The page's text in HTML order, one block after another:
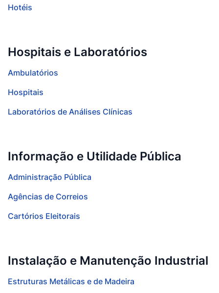
Hotéis
Hospitais e Laboratórios
Ambulatórios
Hospitais
Laboratórios de Análises Clínicas
Informação e Utilidade Pública
Administração Pública
Agências de Correios
Cartórios Eleitorais
Instalação e Manutenção Industrial
Estruturas Metálicas e de Madeira